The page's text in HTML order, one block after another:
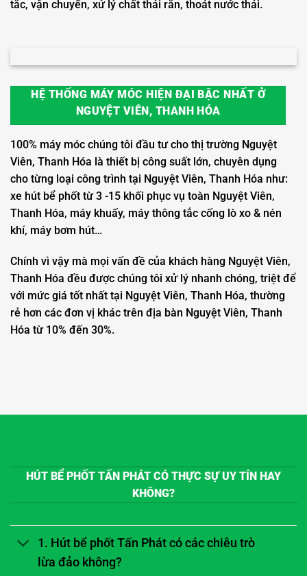
tắc, vận chuyển, xử lý chất thải rắn, thoát nước thải.
HỆ THỐNG MÁY MÓC HIỆN ĐẠI BẬC NHẤT Ở
NGUYỆT VIÊN, THANH HÓA
100% máy móc chúng tôi đầu tư cho thị trường Nguyệt
Viên, Thanh Hóa là thiết bị công suất lớn, chuyên dụng
cho từng loại công trình tại Nguyệt Viên, Thanh Hóa như:
xe hút bể phốt từ 3 -15 khối phục vụ toàn Nguyệt Viên,
Thanh Hóa, máy khuấy, máy thông tắc cống lò xo & nén
khí, máy bơm hút…
Chính vì vậy mà mọi vấn đề của khách hàng Nguyệt Viên,
Thanh Hóa đều được chúng tôi xử lý nhanh chóng, triệt để
với mức giá tốt nhất tại Nguyệt Viên, Thanh Hóa, thường
rẻ hơn các đơn vị khác trên địa bàn Nguyệt Viên, Thanh
Hóa từ 10% đến 30%.
HÚT BỂ PHỐT TẤN PHÁT CÓ THỰC SỰ UY TÍN HAY
KHÔNG?
1. Hút bể phốt Tấn Phát có các chiêu trò
lừa đảo không?